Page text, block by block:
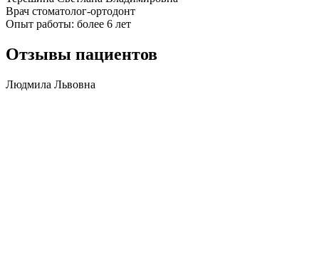
Врач стоматолог-ортодонт
Опыт работы: более 6 лет
Отзывы пациентов
Людмила Львовна